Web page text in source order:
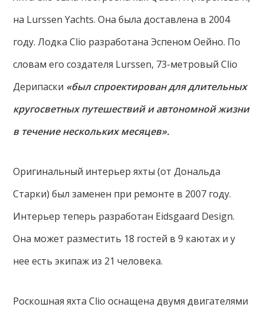
на Lurssen Yachts. Она была доставлена в 2004
году. Лодка Clio разработана Эспеном Оейно. По
словам его создателя Lurssen, 73-метровый Clio
Дерипаски «был спроектирован для длительных
кругосветных путешествий и автономной жизни
в течение нескольких месяцев».
Оригинальный интерьер яхты (от Дональда
Старки) был заменен при ремонте в 2007 году.
Интерьер теперь разработан Eidsgaard Design.
Она может разместить 18 гостей в 9 каютах и у
нее есть экипаж из 21 человека.
Роскошная яхта Clio оснащена двумя двигателями